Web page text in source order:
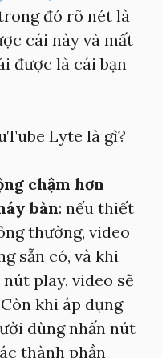
đó rõ nét là
cái này và mất
được là cái bạn
Lyte là gì?
chậm hơn
bàn: nếu thiết
thường, video
sẵn có, và khi
play, video sẽ
khi áp dụng
dùng nhấn nút
thành phần